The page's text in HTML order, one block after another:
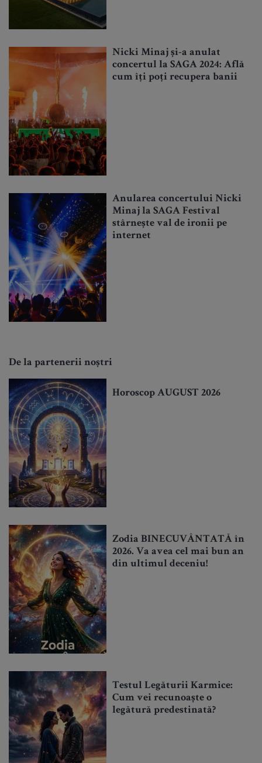
Nicki Minaj și-a anulat
concertul la SAGA 2024: Află
cum îți poți recupera banii
Anularea concertului Nicki
Minaj la SAGA Festival
stârnește val de ironii pe
internet
De la partenerii noștri
Horoscop AUGUST 2026
Zodia BINECUVÂNTATĂ în
2026. Va avea cel mai bun an
din ultimul deceniu!
Testul Legăturii Karmice:
Cum vei recunoaște o
legătură predestinată?